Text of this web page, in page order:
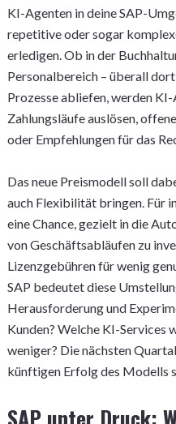
KI-Agenten in deine SAP-
repetitive oder sogar
erledigen. Ob in der
Personalbereich – überall
Prozesse abliefen, werden
Zahlungsläufe auslösen,
oder Empfehlungen für das
Das neue Preismodell soll
auch Flexibilität bringen. Für
eine Chance, gezielt in die
von Geschäftsabläufen zu
Lizenzgebühren für wenig
SAP bedeutet diese
Herausforderung und
Kunden? Welche KI-Services
weniger? Die nächsten
künftigen Erfolg des Modells